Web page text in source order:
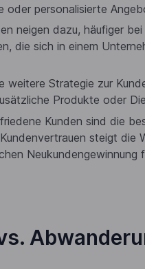
oder personalisierte
neigen dazu, häufiger
die sich in einem
weitere Strategie zur
Produkte oder
Kunden sind die
steigt die
Neukundengewinnung